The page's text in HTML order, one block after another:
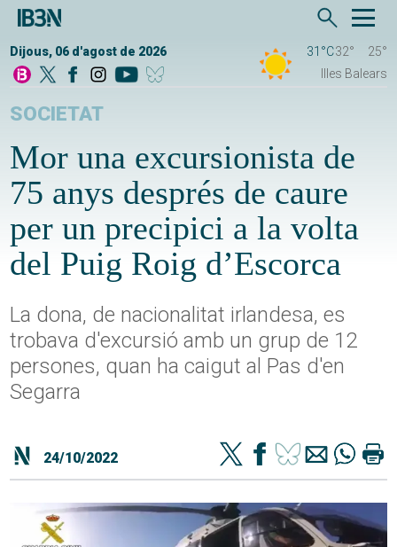
Dijous, 06 d'agost de 2026 31°C32°
25°
Illes Balears
SOCIETAT
Mor una excursionista de
75 anys després de caure
per un precipici a la volta
del Puig Roig d’Escorca
La dona, de nacionalitat irlandesa, es
trobava d'excursió amb un grup de 12
persones, quan ha caigut al Pas d'en
Segarra
24/10/2022